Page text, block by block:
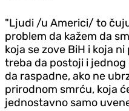
"Ljudi /u Americi/ to
problem da kažem da
koja se zove BiH i koja
treba da postoji i
da raspadne, ako ne
prirodnom smrću, koja
jednostavno samo